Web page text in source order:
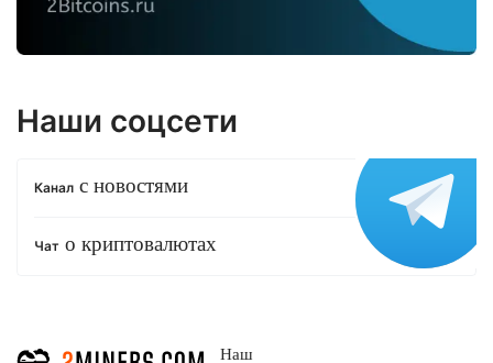
Наши соцсети
Канал с новостями
Чат о криптовалютах
Наш